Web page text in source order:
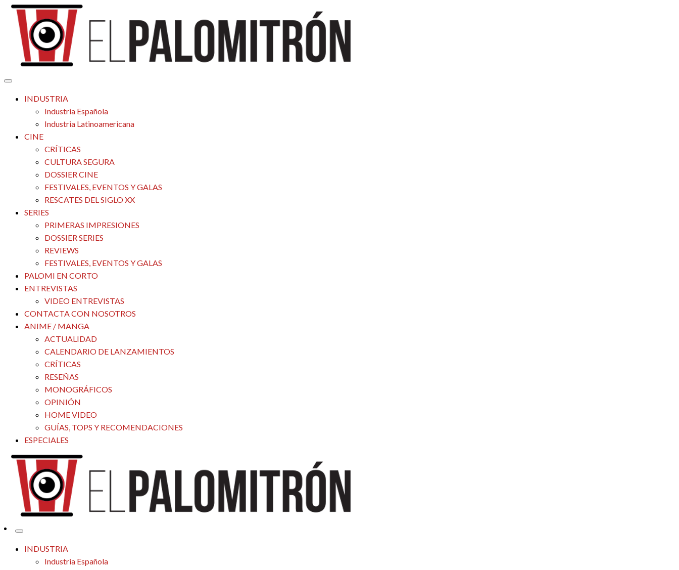
Saltar
contenido
El Palomitrón
Tu espacio de la industria de cine española y latinoamericana
INDUSTRIA
Industria Española
Industria Latinoamericana
CINE
CRÍTICAS
CULTURA SEGURA
DOSSIER CINE
FESTIVALES, EVENTOS Y GALAS
RESCATES DEL SIGLO XX
SERIES
PRIMERAS IMPRESIONES
DOSSIER SERIES
REVIEWS
FESTIVALES, EVENTOS Y GALAS
PALOMI EN CORTO
ENTREVISTAS
VIDEO ENTREVISTAS
CONTACTA CON NOSOTROS
ANIME / MANGA
ACTUALIDAD
CALENDARIO DE LANZAMIENTOS
CRÍTICAS
RESEÑAS
MONOGRÁFICOS
OPINIÓN
HOME VIDEO
GUÍAS, TOPS Y RECOMENDACIONES
ESPECIALES
El Palomitrón
Tu espacio de la industria de cine española y latinoamericana
INDUSTRIA
Industria Española